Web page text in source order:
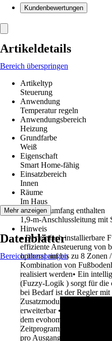
Kundenbewertungen
Artikeldetails
Bereich überspringen
Artikeltyp
Steuerung
Anwendung
Temperatur regeln
Anwendungsbereich
Heizung
Grundfarbe
Weiß
Eigenschaft
Smart Home-fähig
Einsatzbereich
Innen
Räume
Im Haus
Im Lieferumfang enthalten
1,9-m-Anschlussleitung mit
Hinweis
• Der einfach installierbare
effiziente Ansteuerung von
optional auf bis zu 8 Zonen
Kombination von
realisiert werden• Ein
(Fuzzy-Logik ) sorgt für die
bei Bedarf ist der Regler
Zusatzmodul HCS80
erweiterbar • Jede
dem evohome Bediengerät
Zeitprogramm für jede
pro Ausgang) können
Mehr anzeigen
Datenblätter
Bereich überspringen